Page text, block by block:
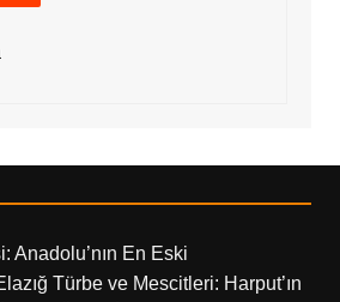
Anadolu’nın En Eski
Türbe ve Mescitleri: Harput’ın